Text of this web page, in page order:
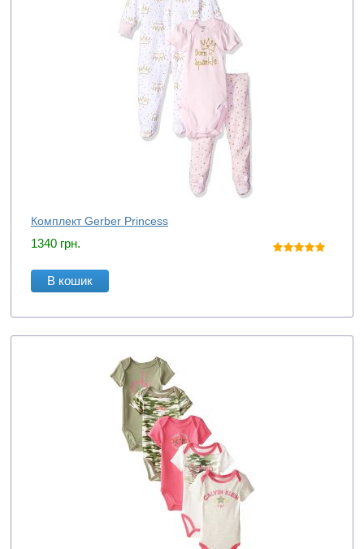
Комплект Gerber Princess
1340 грн.
В кошик